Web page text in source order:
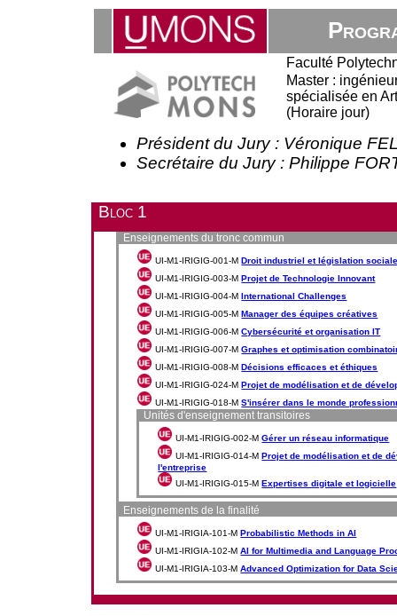
Faculté
Master :
spécialisée en
(Horaire jour)
Président du Jury : Véronique
Secrétaire du Jury : Philippe
Bloc 1
Enseignements du tronc commun
UI-M1-IRIGIG-001-MDroit industriel et législation
UI-M1-IRIGIG-003-MProjet de Technologie Innovant
UI-M1-IRIGIG-004-MInternational Challenges
UI-M1-IRIGIG-005-MManager des équipes créatives
UI-M1-IRIGIG-006-MCybersécurité et organisation IT
UI-M1-IRIGIG-007-MGraphes et optimisation
UI-M1-IRIGIG-008-MDécisions efficaces et éthiques
UI-M1-IRIGIG-024-MProjet de modélisation et de
UI-M1-IRIGIG-018-MS'insérer dans le monde
Unités d'enseignement transitoires
UI-M1-IRIGIG-002-MGérer un réseau informatique
UI-M1-IRIGIG-014-MProjet de modélisation et de
l'entreprise
UI-M1-IRIGIG-015-MExpertises digitale et logicielle
Enseignements de la finalité
UI-M1-IRIGIA-101-MProbabilistic Methods in AI
UI-M1-IRIGIA-102-MAI for Multimedia and Language
UI-M1-IRIGIA-103-MAdvanced Optimization for Data